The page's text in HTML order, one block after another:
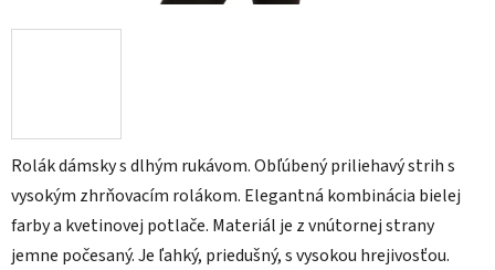
Rolák dámsky s dlhým rukávom. Obľúbený priliehavý strih s
vysokým zhrňovacím rolákom. Elegantná kombinácia bielej
farby a kvetinovej potlače. Materiál je z vnútornej strany
jemne počesaný. Je ľahký, priedušný, s vysokou hrejivosťou.